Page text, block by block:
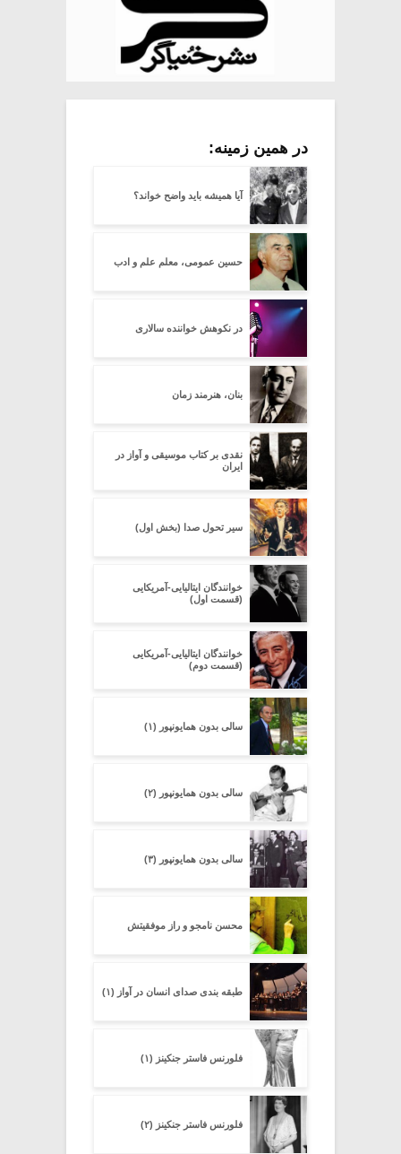
در همین زمینه:
آیا همیشه باید واضح خواند؟
حسین عمومی، معلم علم و ادب
در نکوهش خواننده سالاری
بنان، هنرمند زمان
نقدی بر کتاب موسیقی و آواز در
ایران
سیر تحول صدا (بخش اول)
خوانندگان ایتالیایی-آمریکایی
(قسمت اول)
خوانندگان ایتالیایی-آمریکایی
(قسمت دوم)
سالی بدون همایون­پور (۱)
سالی بدون همایونپور (۲)
سالی بدون همایونپور (۳)
محسن نامجو و راز موفقیتش
طبقه بندی صدای انسان در آواز (۱)
فلورنس فاستر جنکینز (۱)
فلورنس فاستر جنکینز (۲)